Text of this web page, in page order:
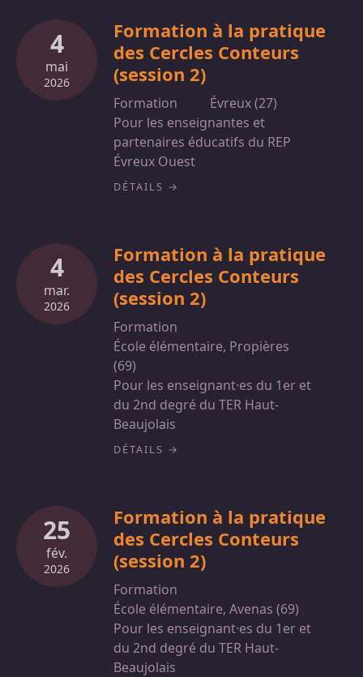
4
mai
2026
Formation à la pratique
des Cercles Conteurs
(session 2)
Formation
Évreux (27)
Pour les enseignantes et
partenaires éducatifs du REP
Évreux Ouest
DÉTAILS
4
mar.
2026
Formation à la pratique
des Cercles Conteurs
(session 2)
Formation
École élémentaire, Propières
(69)
Pour les enseignant·es du 1er et
du 2nd degré du TER Haut-
Beaujolais
DÉTAILS
25
fév.
2026
Formation à la pratique
des Cercles Conteurs
(session 2)
Formation
École élémentaire, Avenas (69)
Pour les enseignant·es du 1er et
du 2nd degré du TER Haut-
Beaujolais